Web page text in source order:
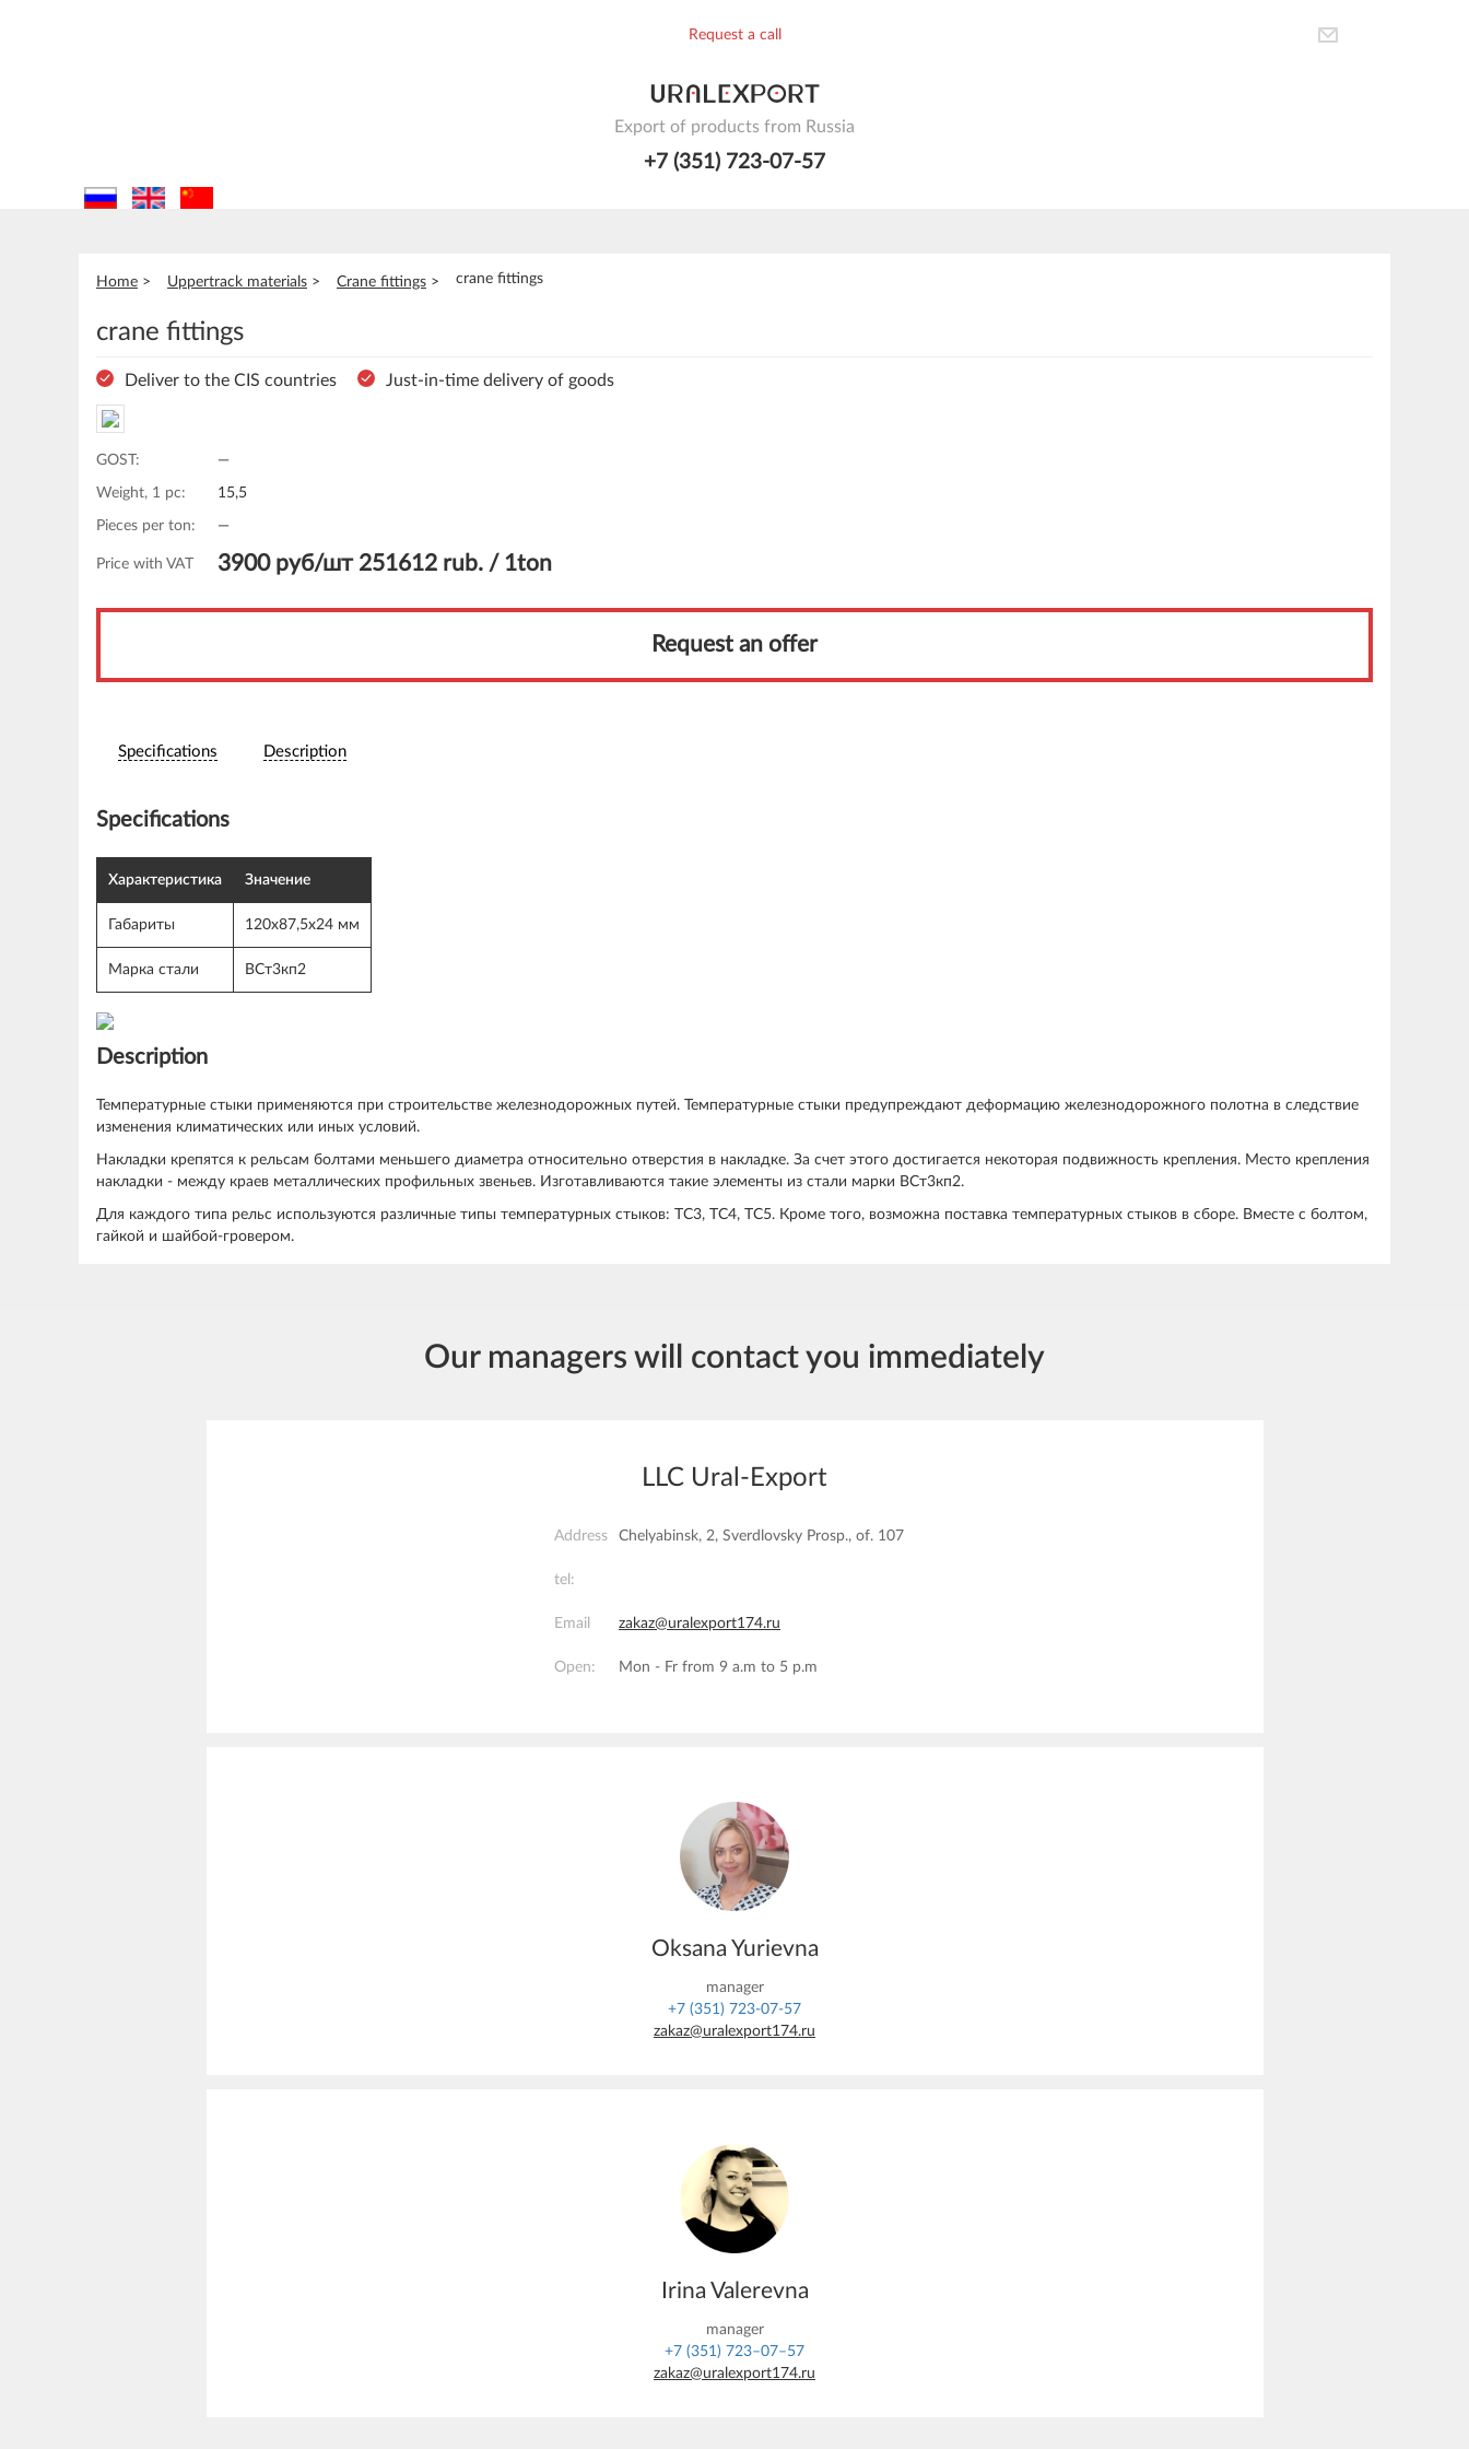
Request a call
Export of products from Russia
+7 (351) 723-07-57
Home Uppertrack materials Crane fittings crane fittings
crane fittings
Deliver to the CIS countries Just-in-time delivery of goods
GOST: —
Weight, 1 pc: 15,5
Pieces per ton: —
Price with VAT 3900 руб/шт 251612 rub. / 1ton
Request an offer
Specifications Description
Specifications
Характеристика Значение
Габариты 120x87,5x24 мм
Марка стали ВСт3кп2
Description
Температурные стыки применяются при строительстве железнодорожных путей. Температурные стыки предупреждают деформацию железнодорожного полотна в следствие
изменения климатических или иных условий.
Накладки крепятся к рельсам болтами меньшего диаметра относительно отверстия в накладке. За счет этого достигается некоторая подвижность крепления. Место крепления
накладки - между краев металлических профильных звеньев. Изготавливаются такие элементы из стали марки ВСт3кп2.
Для каждого типа рельс используются различные типы температурных стыков: ТС3, ТС4, ТС5. Кроме того, возможна поставка температурных стыков в сборе. Вместе с болтом,
гайкой и шайбой-гровером.
Our managers will contact you immediately
LLC Ural-Export
Address Chelyabinsk, 2, Sverdlovsky Prosp., of. 107
tel:
Email zakaz@uralexport174.ru
Open: Mon - Fr from 9 a.m to 5 p.m
Oksana Yurievna
manager
+7 (351) 723-07-57
zakaz@uralexport174.ru
Irina Valerevna
manager
+7 (351) 723–07–57
zakaz@uralexport174.ru